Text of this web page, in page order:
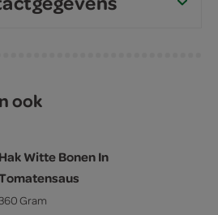
ook
Hak Witte Bonen In
Gram